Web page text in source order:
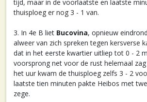
tijd, maar in de voorlaatste en laatste
thuisploeg er nog 3 - 1 van.
3. In 4e B liet Bucovina, opnieuw
alweer van zich spreken tegen kersverse
dat in het eerste kwartier uitliep tot 0 - 2
voorsprong net voor de rust helemaal
het uur kwam de thuisploeg zelfs 3 - 2
laatste tien minuten pakte Heibos met
zege.